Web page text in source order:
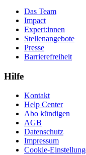
Das Team
Impact
Expert:innen
Stellenangebote
Presse
Barrierefreiheit
Hilfe
Kontakt
Help Center
Abo kündigen
AGB
Datenschutz
Impressum
Cookie-